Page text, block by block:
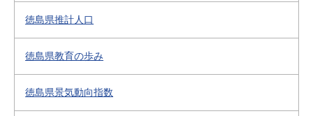
徳島県推計人口
徳島県教育の歩み
徳島県景気動向指数